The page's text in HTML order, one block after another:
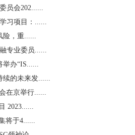
员会202......
习项目：......
险，重......
专业委员......
举办“IS......
续的未来发......
在京举行......
2023......
将于4......